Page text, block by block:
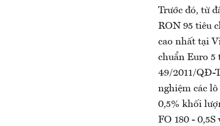
Trước đó, từ
RON 95 tiêu
cao nhất tại
chuẩn Euro 5
49/2011/QĐ-
nghiệm các
0,5% khối
FO 180 -